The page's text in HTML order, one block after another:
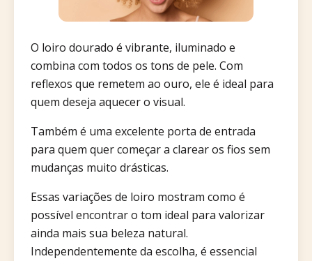
O loiro dourado é vibrante, iluminado e
combina com todos os tons de pele. Com
reflexos que remetem ao ouro, ele é ideal para
quem deseja aquecer o visual.
Também é uma excelente porta de entrada
para quem quer começar a clarear os fios sem
mudanças muito drásticas.
Essas variações de loiro mostram como é
possível encontrar o tom ideal para valorizar
ainda mais sua beleza natural.
Independentemente da escolha, é essencial